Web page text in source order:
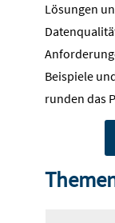
Lösungen
Beispiele
runden das